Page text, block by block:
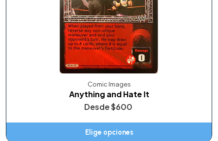
Comic Images
Anything and Hate It
Desde$600
Elige opciones